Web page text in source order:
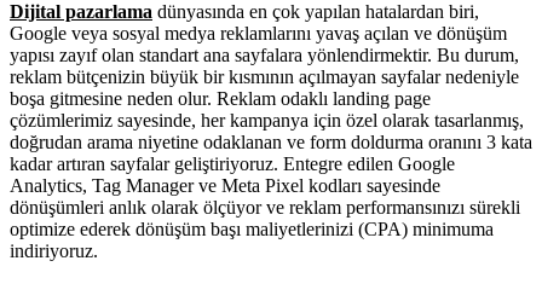
Dijital pazarlama dünyasında en çok yapılan hatalardan biri,
Google veya sosyal medya reklamlarını yavaş açılan ve dönüşüm
yapısı zayıf olan standart ana sayfalara yönlendirmektir. Bu durum,
reklam bütçenizin büyük bir kısmının açılmayan sayfalar nedeniyle
boşa gitmesine neden olur. Reklam odaklı landing page
çözümlerimiz sayesinde, her kampanya için özel olarak tasarlanmış,
doğrudan arama niyetine odaklanan ve form doldurma oranını 3 kata
kadar artıran sayfalar geliştiriyoruz. Entegre edilen Google
Analytics, Tag Manager ve Meta Pixel kodları sayesinde
dönüşümleri anlık olarak ölçüyor ve reklam performansınızı sürekli
optimize ederek dönüşüm başı maliyetlerinizi (CPA) minimuma
indiriyoruz.